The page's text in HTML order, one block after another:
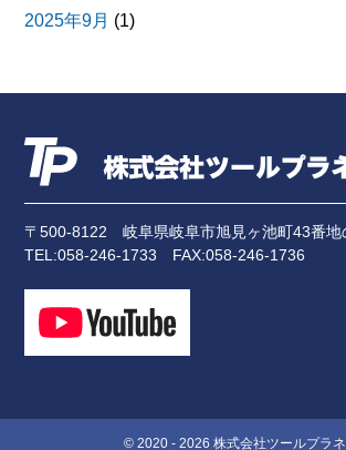
2025年9月 (1)
2025年7月(1)
2025年4月(2)
2024年10月
(1)
2024年7月
(3)
2024年5月(1)
(1)
〒500-8122岐阜県岐阜市旭見ヶ池町43番地
TEL:058-246-1733 FAX:058-246-1736
© 2020 - 2026 株式会社ツールプラネ